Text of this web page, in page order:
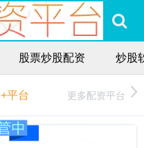
股票炒股配资 炒股
+平台 更多配资平台